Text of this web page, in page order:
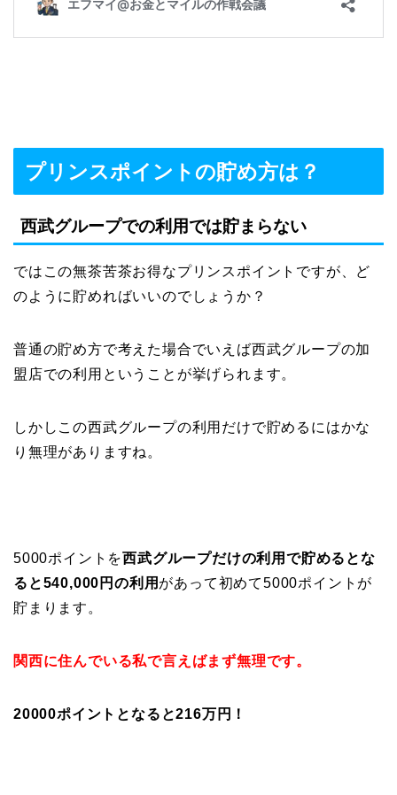
プリンスポイントの貯め方は？
西武グループでの利用では貯まらない
ではこの無茶苦茶お得なプリンスポイントですが、ど
のように貯めればいいのでしょうか？
普通の貯め方で考えた場合でいえば西武グループの加
盟店での利用ということが挙げられます。
しかしこの西武グループの利用だけで貯めるにはかな
り無理がありますね。
5000ポイントを西武グループだけの利用で貯めるとな
ると540,000円の利用 があって初めて5000ポイントが
貯まります。
関西に住んでいる私で言えばまず無理です。
20000ポイントとなると216万円！